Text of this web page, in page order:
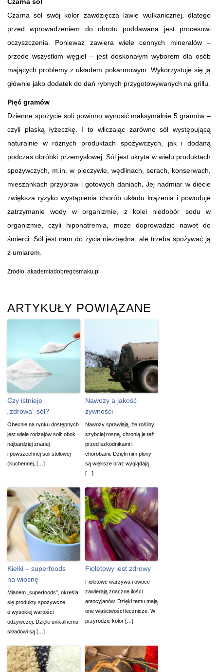
Czarna sól swój kolor zawdzięcza lawie wulkanicznej, dlatego
przed wprowadzeniem do obrotu poddawana jest procesowi
oczyszczenia. Ponieważ zawiera wiele cennych minerałów –
przede wszystkim węgiel – jest doskonałym wyborem dla osób
mających problemy z układem pokarmowym. Wykorzystuje się ją
głównie jako dodatek do dań rybnych przygotowywanych na grillu.
Pięć gramów
Dzienne spożycie soli powinno wynosić maksymalnie 5 gramów –
czyli płaską łyżeczkę. I to wliczając zarówno sól występującą
naturalnie w różnych produktach spożywczych, jak i dodaną
podczas obróbki przemysłowej. Sól jest ukryta w wielu produktach
spożywczych, m.in. w pieczywie, wędlinach, serach, konserwach,
mieszankach przypraw i gotowych daniach. Jej nadmiar w diecie
zwiększa ryzyko wystąpienia chorób układu krążenia i powoduje
zatrzymanie wody w organizmie, z kolei niedobór sodu w
organizmie, czyli hiponatremia, może doprowadzić nawet do
śmierci. Sól jest nam do życia niezbędna, ale trzeba spożywać ją
z umiarem.
Źródło: akademiadobregosmaku.pl
ARTYKUŁY POWIĄZANE
Czy istnieje
„zdrowa” sól?
Obecnie na rynku dostępnych
jest wiele rodzajów soli: obok
najbardziej znanej
i powszechnej soli stołowej
(kuchennej, […]
Nawozy a jakość
żywności
Nawozy sprawiają, że rośliny
szybciej rosną, chronią je też
przed szkodnikami i
chorobami. Dzięki nim plony
są większe oraz wyglądają
[…]
Kiełki – superfoods
na wiosnę
Mianem „superfoods”, określa
się produkty spożywcze
o wysokiej wartości
odżywczej. Dzięki unikalnemu
składowi są […]
Fioletowy jest zdrowy
Fioletowe warzywa i owoce
zawierają znaczne ilości
antocyjanów. Dzięki temu mają
one właściwości lecznicze. W
przyrodzie kolor […]